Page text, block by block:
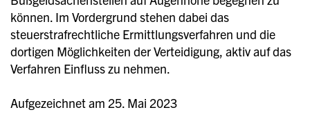
können. Im Vordergrund stehen dabei das
steuerstrafrechtliche Ermittlungsverfahren und die
dortigen Möglichkeiten der Verteidigung, aktiv auf das
Verfahren Einfluss zu nehmen.
Aufgezeichnet am 25. Mai 2023